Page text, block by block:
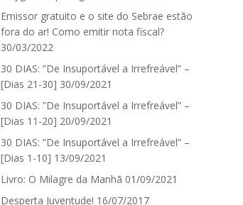
Emissor gratuito e o site do Sebrae estão
fora do ar! Como emitir nota fiscal?
30/03/2022
30 DIAS: ”De Insuportável a Irrefreável” –
[Dias 21-30] 30/09/2021
30 DIAS: ”De Insuportável a Irrefreável” –
[Dias 11-20] 20/09/2021
30 DIAS: ”De Insuportável a Irrefreável” –
[Dias 1-10] 13/09/2021
Livro: O Milagre da Manhã 01/09/2021
Desperta Juventude! 16/07/2017